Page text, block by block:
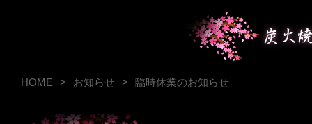
HOME > お知らせ > 臨時休業のお知らせ